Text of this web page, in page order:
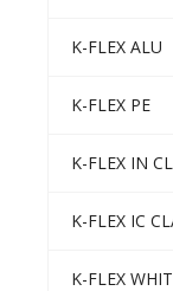
K-FLEX ALU
K-FLEX PE
K-FLEX IN
K-FLEX IC
K-FLEX